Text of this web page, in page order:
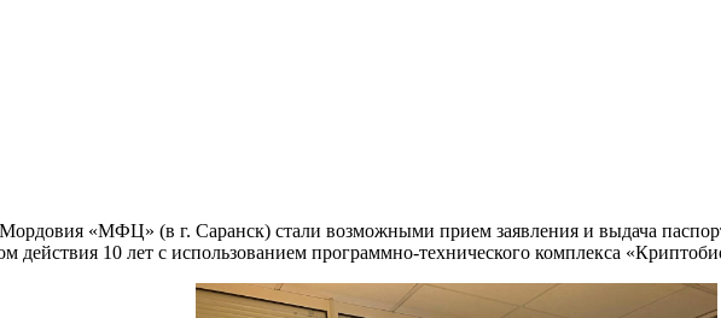
«МФЦ» (в г. Саранск) стали возможными прием заявления и выдача
действия 10 лет с использованием программно-технического комплекса